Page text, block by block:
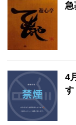
急
4
す